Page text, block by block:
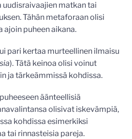
matkan tai
Tähän metaforaan olisi
ajoin puheen aikana.
pari kertaa murteellinen ilmaisu
). Tätä keinoa olisi voinut
ja tärkeämmissä kohdissa.
äänteellisiä
olisivat iskevämpiä,
kohdissa esimerkiksi
tai rinnasteisia pareja.